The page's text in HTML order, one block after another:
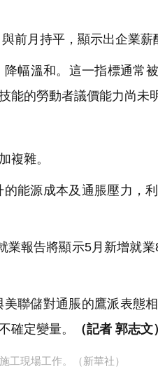
前月持平，顯示出企業薪
幅溫和。這一指標通常
的勞動者議價能力尚未
複雜。
能源成本及通脹壓力，
報告將顯示5月新增就
聯儲對通脹的鷹派表態
確定變量。
（記者 郭志文）
現場工作。（新華社）